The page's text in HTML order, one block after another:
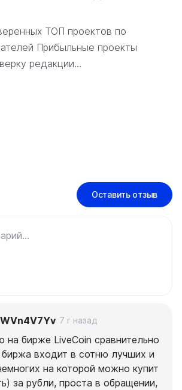
ТОП проектов по
Прибыльные проекты
редакции…
Оставить отзыв
7 г назад
на бирже LiveCoin сравнительно
входит в сотню лучших и
на которой можно купит
за рубли, проста в обращении,